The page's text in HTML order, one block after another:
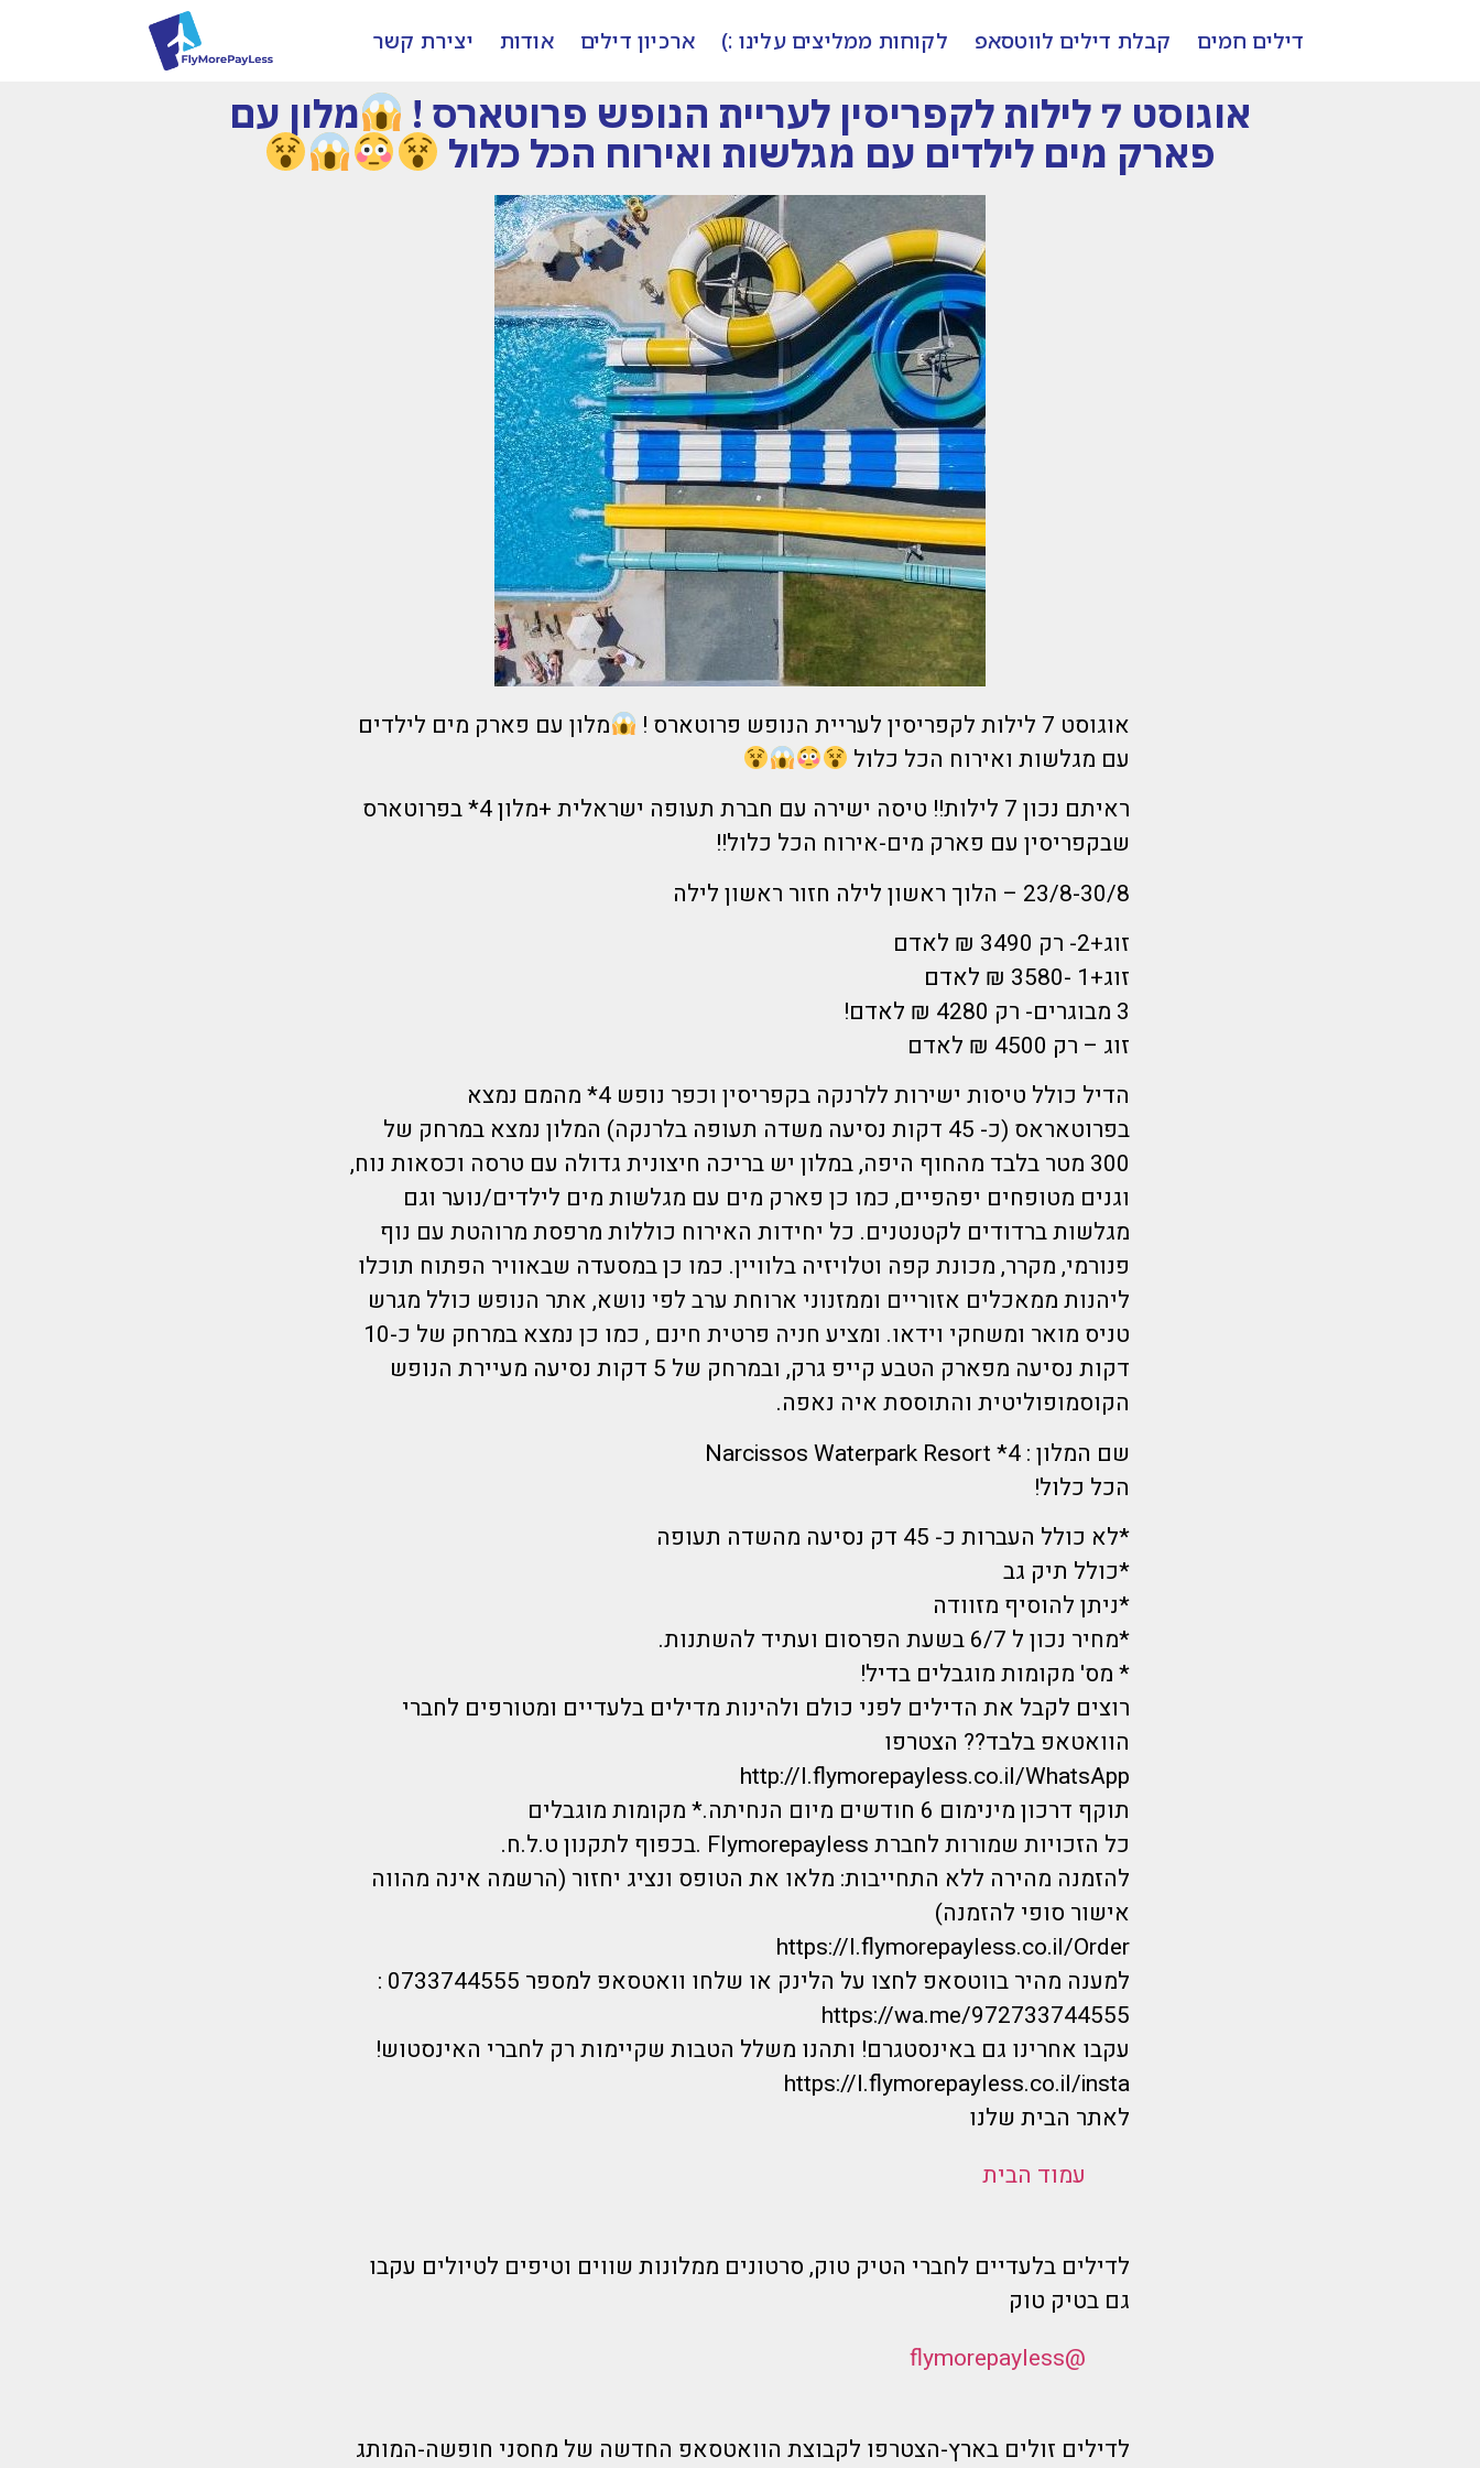
דילים חמים קבלת דילים לווטסאפ לקוחות ממליצים עלינו :) ארכיון דילים אודות יצירת קשר
אוגוסט 7 לילות לקפריסין לעריית הנופש פרוטארס ! מלון עם
פארק מים לילדים עם מגלשות ואירוח הכל כלול
אוגוסט 7 לילות לקפריסין לעריית הנופש פרוטארס !
מלון עם פארק מים לילדים
עם מגלשות ואירוח הכל כלול
ראיתם נכון 7 לילות!! טיסה ישירה עם חברת תעופה ישראלית +מלון 4* בפרוטארס
שבקפריסין עם פארק מים-אירוח הכל כלול!!
23/8-30/8 – הלוך ראשון לילה חזור ראשון לילה
זוג+2- רק 3490 ₪ לאדם
זוג+1 -3580 ₪ לאדם
3 מבוגרים- רק 4280 ₪ לאדם!
זוג – רק 4500 ₪ לאדם
הדיל כולל טיסות ישירות ללרנקה בקפריסין וכפר נופש 4* מהמם נמצא
בפרוטאראס (כ- 45 דקות נסיעה משדה תעופה בלרנקה) המלון נמצא במרחק של
300 מטר בלבד מהחוף היפה, במלון יש בריכה חיצונית גדולה עם טרסה וכסאות נוח,
וגנים מטופחים יפהפיים, כמו כן פארק מים עם מגלשות מים לילדים/נוער וגם
מגלשות ברדודים לקטנטנים. כל יחידות האירוח כוללות מרפסת מרוהטת עם נוף
פנורמי, מקרר, מכונת קפה וטלויזיה בלוויין. כמו כן במסעדה שבאוויר הפתוח תוכלו
ליהנות ממאכלים אזוריים וממזנוני ארוחת ערב לפי נושא, אתר הנופש כולל מגרש
טניס מואר ומשחקי וידאו. ומציע חניה פרטית חינם , כמו כן נמצא במרחק של כ-10
דקות נסיעה מפארק הטבע קייפ גרק, ובמרחק של 5 דקות נסיעה מעיירת הנופש
הקוסמופוליטית והתוססת איה נאפה.
שם המלון : 4* Narcissos Waterpark Resort
הכל כלול!
*לא כולל העברות כ- 45 דק נסיעה מהשדה תעופה
*כולל תיק גב
*ניתן להוסיף מזוודה
*מחיר נכון ל 6/7 בשעת הפרסום ועתיד להשתנות.
* מס' מקומות מוגבלים בדיל!
רוצים לקבל את הדילים לפני כולם ולהינות מדילים בלעדיים ומטורפים לחברי
הוואטאפ בלבד?? הצטרפו
http://l.flymorepayless.co.il/WhatsApp
תוקף דרכון מינימום 6 חודשים מיום הנחיתה.* מקומות מוגבלים
כל הזכויות שמורות לחברת Flymorepayless .בכפוף לתקנון ט.ל.ח.
להזמנה מהירה ללא התחייבות: מלאו את הטופס ונציג יחזור (הרשמה אינה מהווה
אישור סופי להזמנה)
https://I.flymorepayless.co.il/Order
למענה מהיר בווטסאפ לחצו על הלינק או שלחו וואטסאפ למספר 0733744555 :
https://wa.me/972733744555
עקבו אחרינו גם באינסטגרם! ותהנו משלל הטבות שקיימות רק לחברי האינסטוש!
https://I.flymorepayless.co.il/insta
לאתר הבית שלנו
עמוד הבית
לדילים בלעדיים לחברי הטיק טוק, סרטונים ממלונות שווים וטיפים לטיולים עקבו
גם בטיק טוק
@flymorepayless
לדילים זולים בארץ-הצטרפו לקבוצת הוואטסאפ החדשה של מחסני חופשה-המותג